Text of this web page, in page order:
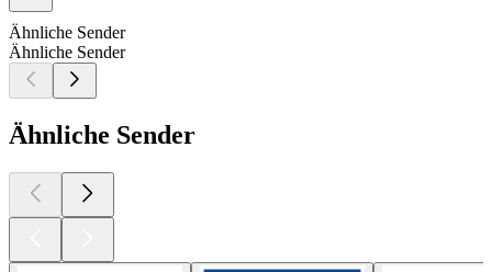
Ähnliche Sender
Ähnliche Sender
Ähnliche Sender